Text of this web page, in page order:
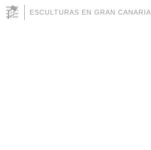
ESCULTURAS EN GRAN CANARIA